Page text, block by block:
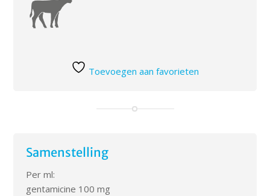
Toevoegen aan favorieten
Samenstelling
Per ml:
gentamicine 100 mg